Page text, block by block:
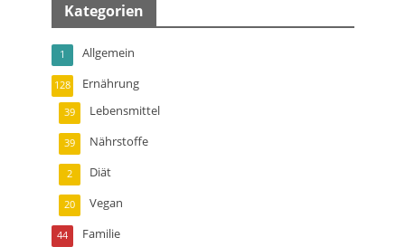
Kategorien
Allgemein
1
Ernährung
128
Lebensmittel
39
Nährstoffe
39
Diät
2
Vegan
20
Familie
44